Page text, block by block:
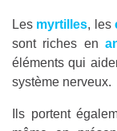
Les myrtilles, les
sont riches en
éléments qui
système nerveux.
Ils portent